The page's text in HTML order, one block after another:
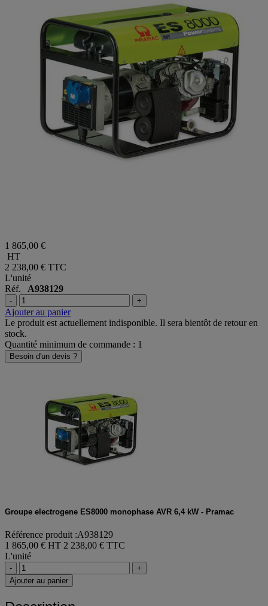
1 865,00 €
HT
2 238,00 € TTC
L'unité
Réf. A938129
- +
Ajouter au panier
Le produit est actuellement indisponible. Il sera bientôt de retour en
stock.
Quantité minimum de commande : 1
Besoin d'un devis ?
Groupe electrogene ES8000 monophase AVR 6,4 kW - Pramac
Référence produit :A938129
1 865,00 € HT 2 238,00 € TTC
L'unité
-
+
Ajouter au panier